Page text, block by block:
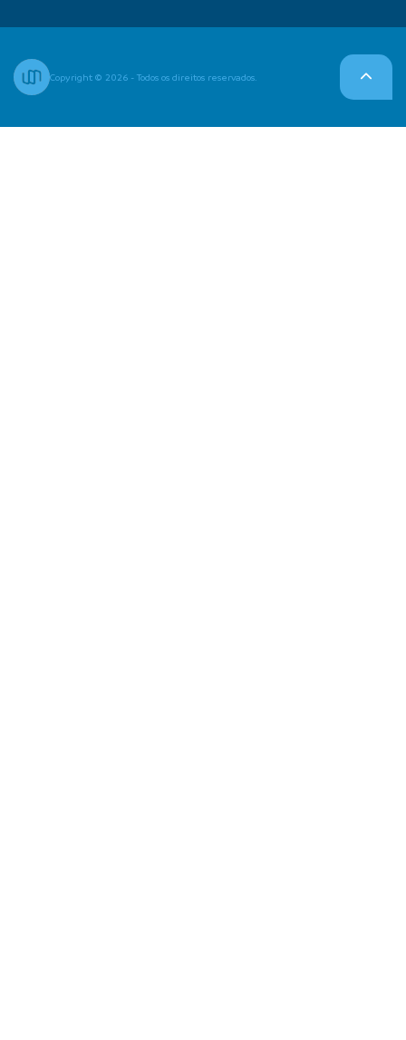
Copyright © 2026 - Todos os direitos reservados.